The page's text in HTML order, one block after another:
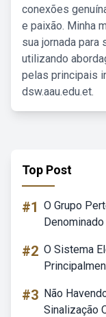
conexões
e paixão. Minha
sua jornada para
utilizando
pelas principais
dsw.aau.edu.et.
Top Post
#1 O Grupo
#2 O Sistema
#3 Não
Sinalização